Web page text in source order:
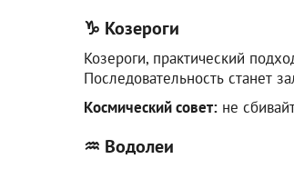
♑ Козероги
Козероги, практический
Последовательность станет
Космический совет: не
♒ Водолеи